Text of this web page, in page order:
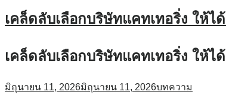
เคล็ดลับเลือกบริษัทแคทเทอริ่ง ให้
เคล็ดลับเลือกบริษัทแคทเทอริ่ง ให้
มิถุนายน 11, 2026มิถุนายน 11, 2026บทความ